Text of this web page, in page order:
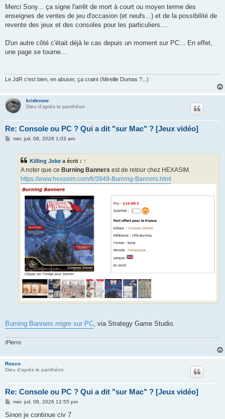
Merci Sony... ça signe l'arrêt de mort à court ou moyen terme des
enseignes de ventes de jeu d'occasion (et neufs...) et de la possibilité de
revente des jeux et des consoles pour les particuliers....
D'un autre côté c'était déjà le cas depuis un moment sur PC... En effet,
une page se tourne...
Le JdR c'est bien, en abuser, ça craint (Mireille Dumas ?...)
kridenow
Dieu d'après le panthéon
Re: Console ou PC ? Qui a dit "sur Mac" ? [Jeux vidéo]
Mmer. juil. 08, 2026 1:03 am
Killing Joke a écrit : ↑
A noter que ce Burning Banners est de retour chez HEXASIM.
https://www.hexasim.com/fr/3949-Burning-Banners.html
Burning Banners migre sur PC , via Strategy Game Studio.
/Pierre
Rosco
Dieu d'après le panthéon
Re: Console ou PC ? Qui a dit "sur Mac" ? [Jeux vidéo]
M
s
mer. juil. 08, 2026 12:55 pm
Sinon je continue civ 7